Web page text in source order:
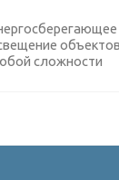
объектов
сложности